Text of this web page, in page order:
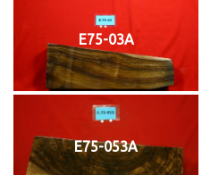
E75-03A
E75-053A